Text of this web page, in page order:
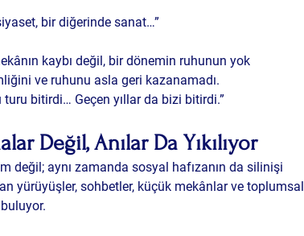
bir diğerinde sanat…”
kaybı değil, bir dönemin ruhunun yok
ve ruhunu asla geri kazanamadı.
turu bitirdi… Geçen yıllar da bizi bitirdi.”
Değil, Anılar Da Yıkılıyor
değil; aynı zamanda sosyal hafızanın da silinişi
yürüyüşler, sohbetler, küçük mekânlar ve toplumsal